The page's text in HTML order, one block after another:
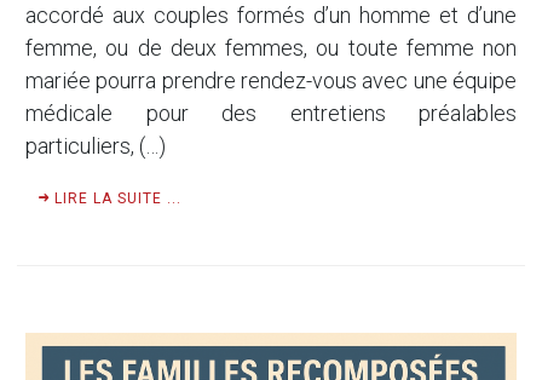
accordé aux couples formés d’un homme et d’une
femme, ou de deux femmes, ou toute femme non
mariée pourra prendre rendez-vous avec une équipe
médicale pour des entretiens préalables
particuliers, (…)
LIRE LA SUITE ...